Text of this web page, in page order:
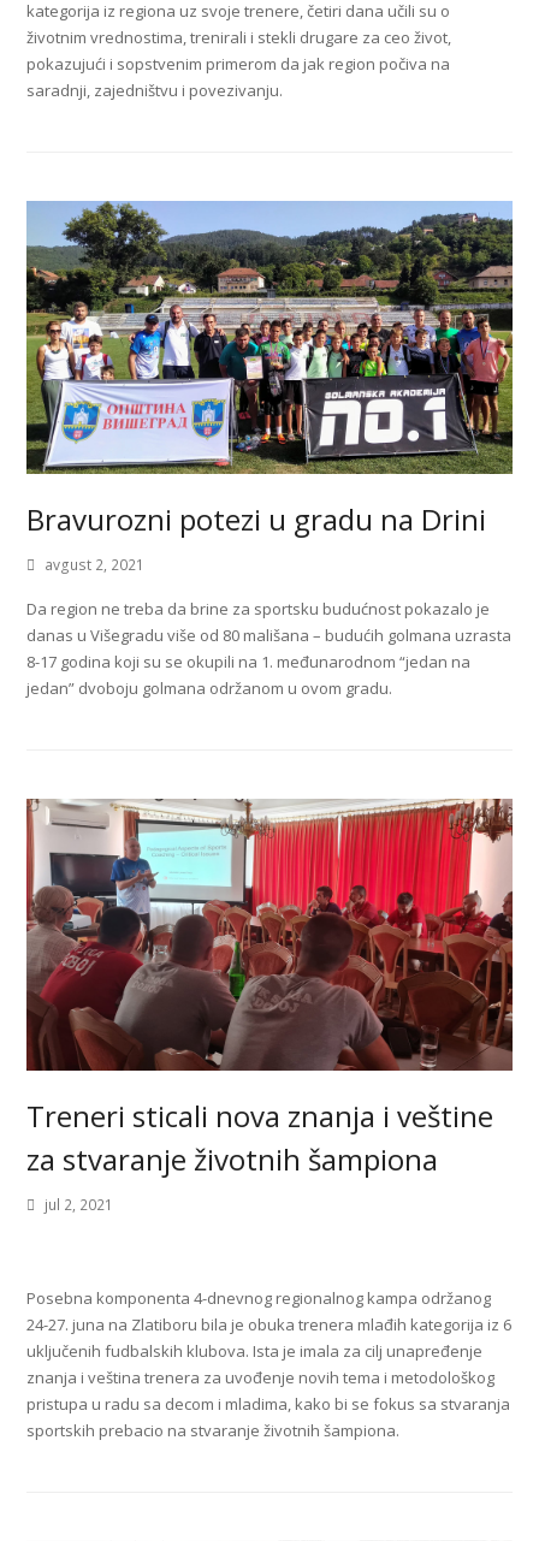
kategorija iz regiona uz svoje trenere, četiri dana učili su o
životnim vrednostima, trenirali i stekli drugare za ceo život,
pokazujući i sopstvenim primerom da jak region počiva na
saradnji, zajedništvu i povezivanju.
Bravurozni potezi u gradu na Drini
avgust 2, 2021
Da region ne treba da brine za sportsku budućnost pokazalo je
danas u Višegradu više od 80 mališana – budućih golmana uzrasta
8-17 godina koji su se okupili na 1. međunarodnom “jedan na
jedan” dvoboju golmana održanom u ovom gradu.
Treneri sticali nova znanja i veštine
za stvaranje životnih šampiona
jul 2, 2021
Posebna komponenta 4-dnevnog regionalnog kampa održanog
24-27. juna na Zlatiboru bila je obuka trenera mlađih kategorija iz 6
uključenih fudbalskih klubova. Ista je imala za cilj unapređenje
znanja i veština trenera za uvođenje novih tema i metodološkog
pristupa u radu sa decom i mladima, kako bi se fokus sa stvaranja
sportskih prebacio na stvaranje životnih šampiona.